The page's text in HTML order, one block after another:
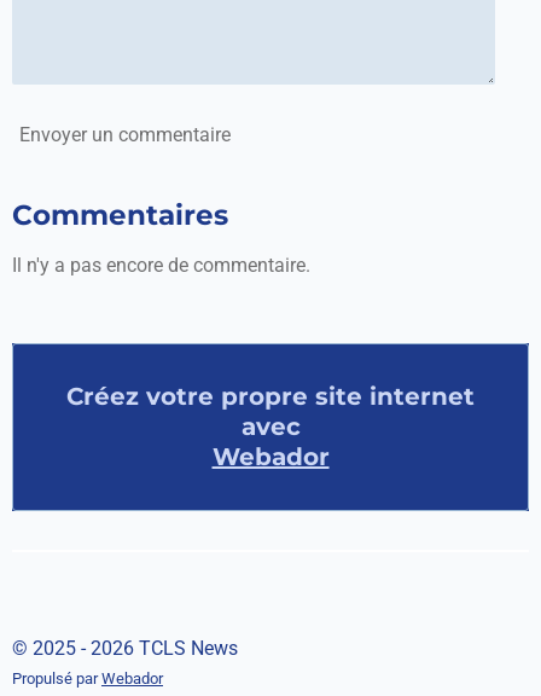
Envoyer un commentaire
Commentaires
Il n'y a pas encore de commentaire.
Créez votre propre site internet
avec
Webador
© 2025 - 2026 TCLS News
Propulsé parWebador